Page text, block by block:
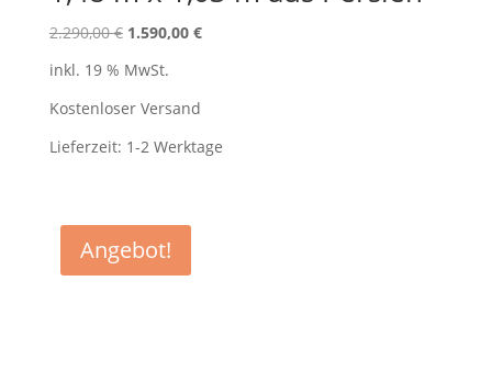
2.290,00€ Ursprünglicher
war:
2.290,00 €
1.590,00 €Aktueller
inkl. 19 % MwSt.
Kostenloser Versand
Lieferzeit: 1-2 Werktage
Angebot!